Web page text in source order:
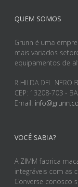
QUEM SOMOS
Grunn é uma
mais variados
equipamentos de
R HILDA DEL NERO
CEP: 13208-703 -
Email:
VOCÊ SABIA?
A ZIMM fabrica
integráveis com as
Converse conosco